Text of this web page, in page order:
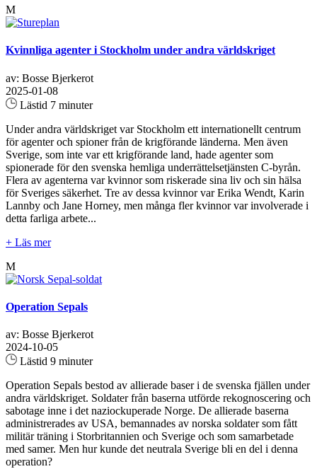
M
Kvinnliga agenter i Stockholm under andra världskriget
av: Bosse Bjerkerot
2025-01-08
Lästid 7 minuter
Under andra världskriget var Stockholm ett internationellt centrum
för agenter och spioner från de krigförande länderna. Men även
Sverige, som inte var ett krigförande land, hade agenter som
spionerade för den svenska hemliga underrättelsetjänsten C-byrån.
Flera av agenterna var kvinnor som riskerade sina liv och sin hälsa
för Sveriges säkerhet. Tre av dessa kvinnor var Erika Wendt, Karin
Lannby och Jane Horney, men många fler kvinnor var involverade i
detta farliga arbete...
+ Läs mer
M
Operation Sepals
av: Bosse Bjerkerot
2024-10-05
Lästid 9 minuter
Operation Sepals bestod av allierade baser i de svenska fjällen under
andra världskriget. Soldater från baserna utförde rekognoscering och
sabotage inne i det naziockuperade Norge. De allierade baserna
administrerades av USA, bemannades av norska soldater som fått
militär träning i Storbritannien och Sverige och som samarbetade
med samer. Men hur kunde det neutrala Sverige bli en del i denna
operation?